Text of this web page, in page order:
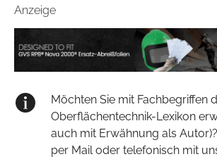
Anzeige
Möchten Sie mit Fachbegriffen
Oberflächentechnik-Lexikon
auch mit Erwähnung als
per Mail oder telefonisch mit